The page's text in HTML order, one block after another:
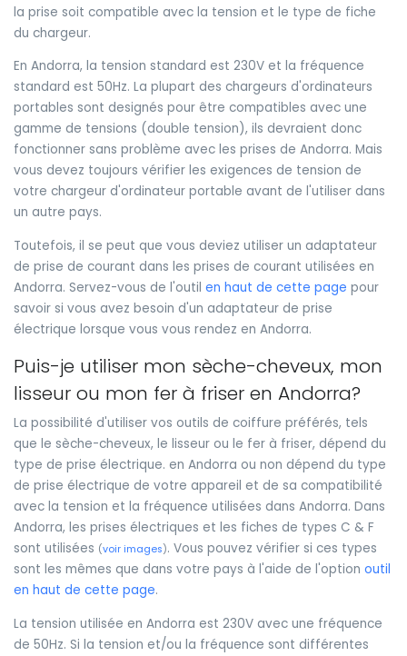
la prise soit compatible avec la tension et le type de fiche
du chargeur.
En Andorra, la tension standard est 230V et la fréquence
standard est 50Hz. La plupart des chargeurs d'ordinateurs
portables sont designés pour être compatibles avec une
gamme de tensions (double tension), ils devraient donc
fonctionner sans problème avec les prises de Andorra. Mais
vous devez toujours vérifier les exigences de tension de
votre chargeur d'ordinateur portable avant de l'utiliser dans
un autre pays.
Toutefois, il se peut que vous deviez utiliser un adaptateur
de prise de courant dans les prises de courant utilisées en
Andorra. Servez-vous de l'outil en haut de cette page pour
savoir si vous avez besoin d'un adaptateur de prise
électrique lorsque vous vous rendez en Andorra.
Puis-je utiliser mon sèche-cheveux, mon
lisseur ou mon fer à friser en Andorra?
La possibilité d'utiliser vos outils de coiffure préférés, tels
que le sèche-cheveux, le lisseur ou le fer à friser, dépend du
type de prise électrique. en Andorra ou non dépend du type
de prise électrique de votre appareil et de sa compatibilité
avec la tension et la fréquence utilisées dans Andorra. Dans
Andorra, les prises électriques et les fiches de types C & F
sont utilisées (voir images). Vous pouvez vérifier si ces types
sont les mêmes que dans votre pays à l'aide de l'option outil
en haut de cette page.
La tension utilisée en Andorra est 230V avec une fréquence
de 50Hz. Si la tension et/ou la fréquence sont différentes